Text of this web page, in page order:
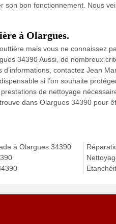
son bon fonctionnement. Nous
à Olargues.
mais vous ne connaissez
34390 Aussi, de nombreux
contactez Jean
si l’on souhaite
de nettoyage
dans Olargues 34390 pour
à Olargues 34390